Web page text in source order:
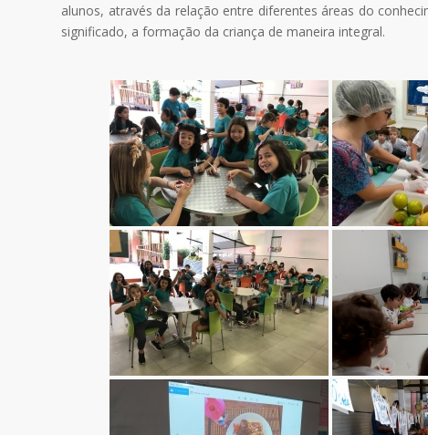
alunos, através da relação entre diferentes áreas do
significado, a formação da criança de maneira integral.